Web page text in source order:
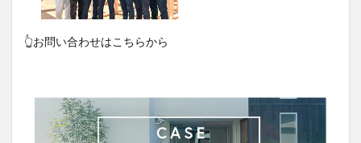
👆お問い合わせはこちらから